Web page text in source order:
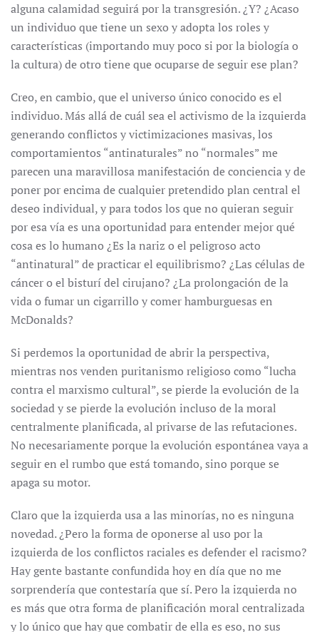
alguna calamidad seguirá por la transgresión. ¿Y? ¿Acaso
un individuo que tiene un sexo y adopta los roles y
características (importando muy poco si por la biología o
la cultura) de otro tiene que ocuparse de seguir ese plan?
Creo, en cambio, que el universo único conocido es el
individuo. Más allá de cuál sea el activismo de la izquierda
generando conflictos y victimizaciones masivas, los
comportamientos “antinaturales” no “normales” me
parecen una maravillosa manifestación de conciencia y de
poner por encima de cualquier pretendido plan central el
deseo individual, y para todos los que no quieran seguir
por esa vía es una oportunidad para entender mejor qué
cosa es lo humano ¿Es la nariz o el peligroso acto
“antinatural” de practicar el equilibrismo? ¿Las células de
cáncer o el bisturí del cirujano? ¿La prolongación de la
vida o fumar un cigarrillo y comer hamburguesas en
McDonalds?
Si perdemos la oportunidad de abrir la perspectiva,
mientras nos venden puritanismo religioso como “lucha
contra el marxismo cultural”, se pierde la evolución de la
sociedad y se pierde la evolución incluso de la moral
centralmente planificada, al privarse de las refutaciones.
No necesariamente porque la evolución espontánea vaya a
seguir en el rumbo que está tomando, sino porque se
apaga su motor.
Claro que la izquierda usa a las minorías, no es ninguna
novedad. ¿Pero la forma de oponerse al uso por la
izquierda de los conflictos raciales es defender el racismo?
Hay gente bastante confundida hoy en día que no me
sorprendería que contestaría que sí. Pero la izquierda no
es más que otra forma de planificación moral centralizada
y lo único que hay que combatir de ella es eso, no sus